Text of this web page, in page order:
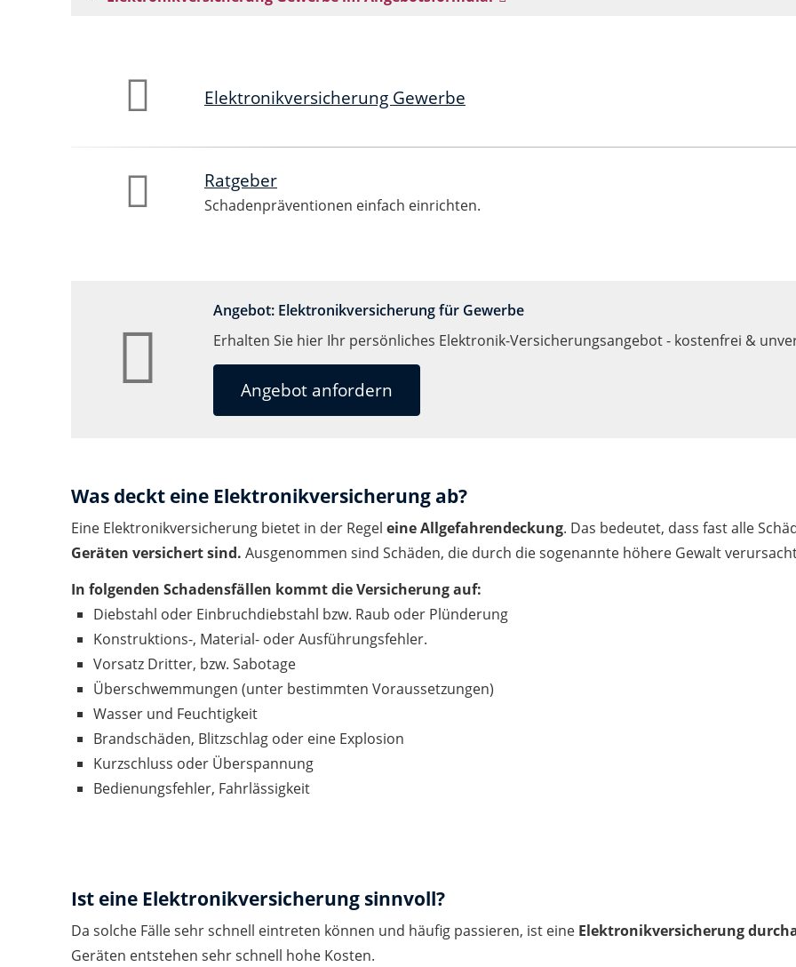
Elektronikversicherung Gewerbe
Ratgeber
Schadenpräventionen einfach einrichten.
Angebot: Elektronikversicherung für Gewerbe
Erhalten Sie hier Ihr persönliches Elektronik-Versicherungsangebot - kostenfrei &
Angebot anfordern
Was deckt eine Elektronikversicherung ab?
Eine Elektronikversicherung bietet in der Regel eine Allgefahrendeckung. Das bedeutet, dass fast alle
Geräten versichert sind. Ausgenommen sind Schäden, die durch die sogenannte höhere Gewalt
In folgenden Schadensfällen kommt die Versicherung auf:
Diebstahl oder Einbruchdiebstahl bzw. Raub oder Plünderung
Konstruktions-, Material- oder Ausführungsfehler.
Vorsatz Dritter, bzw. Sabotage
Überschwemmungen (unter bestimmten Voraussetzungen)
Wasser und Feuchtigkeit
Brandschäden, Blitzschlag oder eine Explosion
Kurzschluss oder Überspannung
Bedienungsfehler, Fahrlässigkeit
Ist eine Elektronikversicherung sinnvoll?
Da solche Fälle sehr schnell eintreten können und häufig passieren, ist eine Elektronikversicherung
Geräten entstehen sehr schnell hohe Kosten.